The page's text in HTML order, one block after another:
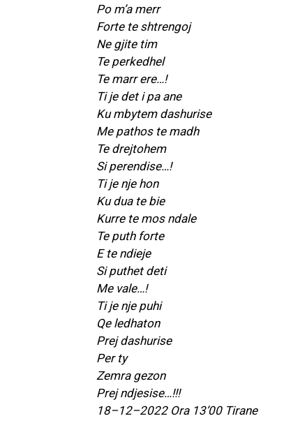
Po m’a merr
Forte te shtrengoj
Ne gjite tim
Te perkedhel
Te marr ere…!
Ti je det i pa ane
Ku mbytem dashurise
Me pathos te madh
Te drejtohem
Si perendise…!
Ti je nje hon
Ku dua te bie
Kurre te mos ndale
Te puth forte
E te ndieje
Si puthet deti
Me vale…!
Ti je nje puhi
Qe ledhaton
Prej dashurise
Per ty
Zemra gezon
Prej ndjesise…!!!
18–12–2022 Ora 13’00 Tirane